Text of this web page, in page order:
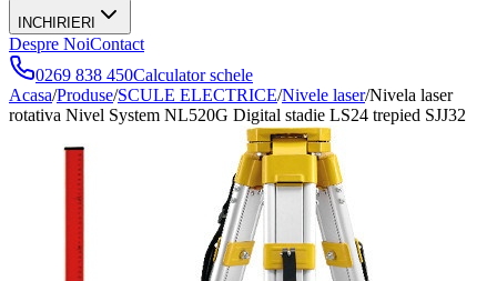
INCHIRIERI
Despre NoiContact
0269 838 450Calculator schele
Acasa/Produse/SCULE ELECTRICE/Nivele laser/Nivela laser
rotativa Nivel System NL520G Digital stadie LS24 trepied SJJ32